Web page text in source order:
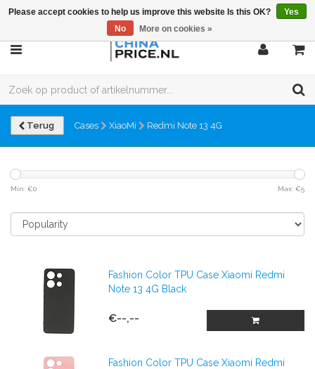
Terug Cases XiaoMi Redmi Note 13 4G
Min: €0 Max: €5
Fashion Color TPU Case Xiaomi Redmi
Note 13 4G Black
€--,--
Fashion Color TPU Case Xiaomi Redmi
Please accept cookies to help us improve this website Is this OK?
Yes
No
More on cookies »